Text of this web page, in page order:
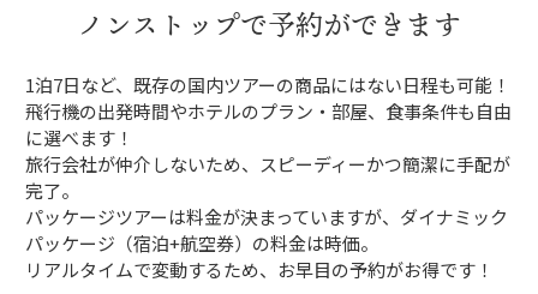
ノンストップで予約ができます
1泊7日など、既存の国内ツアーの商品にはない日程も可能！
飛行機の出発時間やホテルのプラン・部屋、食事条件も自由
に選べます！
旅行会社が仲介しないため、スピーディーかつ簡潔に手配が
完了。
パッケージツアーは料金が決まっていますが、ダイナミック
パッケージ（宿泊+航空券）の料金は時価。
リアルタイムで変動するため、お早目の予約がお得です！